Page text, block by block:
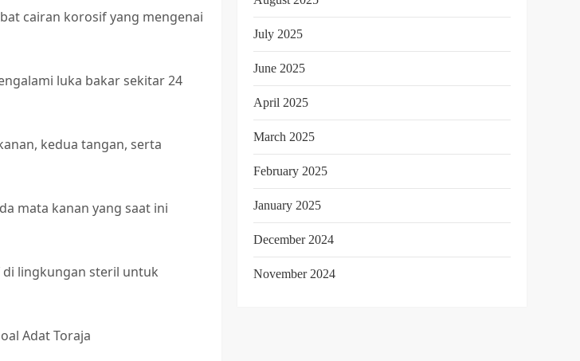
cairan korosif yang mengenai
luka bakar sekitar 24
kedua tangan, serta
mata kanan yang saat ini
lingkungan steril untuk
Adat Toraja
July 2025
June 2025
April 2025
March 2025
February 2025
January 2025
December 2024
November 2024